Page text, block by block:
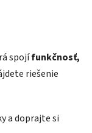
spojífunkčnosť,
riešenie
a doprajte si